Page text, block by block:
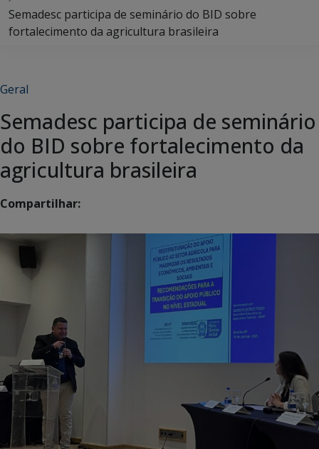
Semadesc participa de seminário do BID sobre
fortalecimento da agricultura brasileira
Geral
Semadesc participa de seminário
do BID sobre fortalecimento da
agricultura brasileira
Compartilhar: